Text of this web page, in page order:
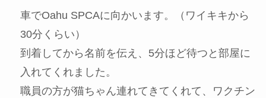
車でOahu SPCAに向かいます。（ワイキキから
30分くらい）
到着してから名前を伝え、5分ほど待つと部屋に
入れてくれました。
職員の方が猫ちゃん連れてきてくれて、ワクチン